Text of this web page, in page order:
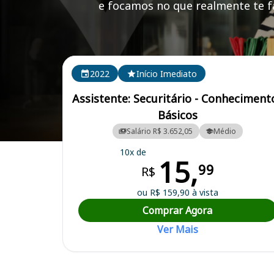
e focamos no que realmente te
Curso Preparatório para o Concurso BANSEG - Banestes Seguros S/A
Cursos em destaque para passar no concurso
2022
Início Imediato
Assistente: Securitário -
Básicos
Salário R$ 3.652,05 Médio
10x de
R$ 15,99
ou R$ 159,90 à vista
Comprar Agora
Ver Mais